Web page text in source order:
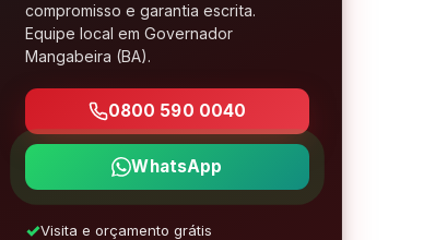
compromisso e garantia escrita.
Equipe local em Governador
Mangabeira (BA).
0800 590 0040
WhatsApp
Visita e orçamento grátis